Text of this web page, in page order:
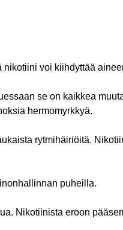
voi kiihdyttää
se on kaikkea
hermomyrkkyä.
rytmihäiriöitä.
puheilla.
Nikotiinista eroon